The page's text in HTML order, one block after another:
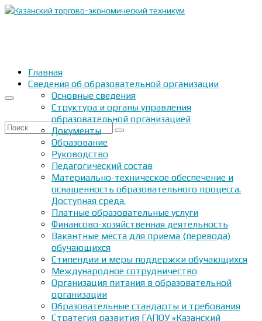
Искать:
Главная
Сведения об образовательной организации
Основные сведения
Структура и органы управления
образовательной организацией
Документы
Образование
Руководство
Педагогический состав
Материально-техническое обеспечение и
оснащенность образовательного процесса.
Доступная среда.
Платные образовательные услуги
Финансово-хозяйственная деятельность
Вакантные места для приема (перевода)
обучающихся
Стипендии и меры поддержки обучающихся
Международное сотрудничество
Организация питания в образовательной
организации
Образовательные стандарты и требования
Стратегия развития ГАПОУ «Казанский